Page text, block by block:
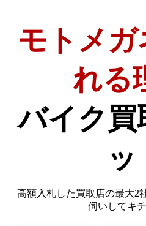
モトメ
れる
バイク買
ッ
高額入札した買取店の最大2
伺いしてキ